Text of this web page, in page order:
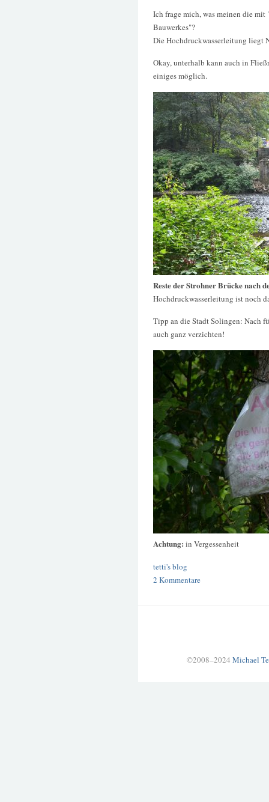
Ich frage mich, was meinen die
Bauwerkes"?
Die Hochdruckwasserleitung liegt
Okay, unterhalb kann auch in
einiges möglich.
Reste der Strohner Brücke nach
Hochdruckwasserleitung ist noch
Tipp an die Stadt Solingen: Nach
auch ganz verzichten!
Achtung: in Vergessenheit
tetti's blog
2 Kommentare
©2008–2024 Michael